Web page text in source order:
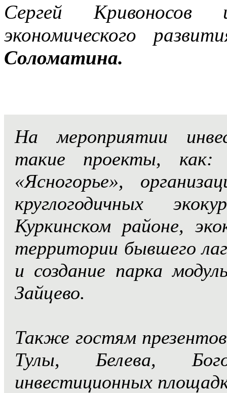
Сергей Кривоносов
экономического
Соломатина.
На мероприятии
такие проекты, как:
«Ясногорье»,
круглогодичных
Куркинском районе,
территории бывшего
и создание парка
Зайцево.
Также гостям
Тулы, Белева,
инвестиционных